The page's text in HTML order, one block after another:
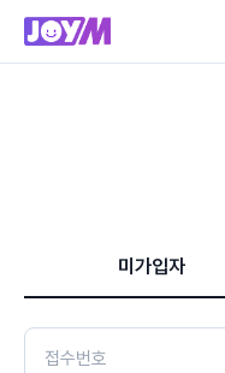
미가입자